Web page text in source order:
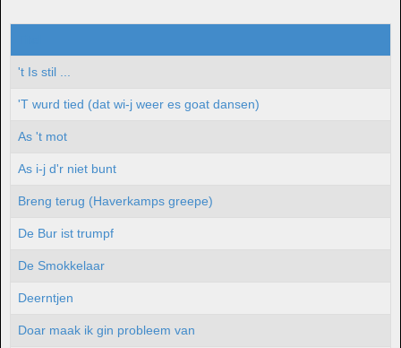
't Is stil ...
'T wurd tied (dat wi-j weer es goat dansen)
As 't mot
As i-j d'r niet bunt
Breng terug (Haverkamps greepe)
De Bur ist trumpf
De Smokkelaar
Deerntjen
Doar maak ik gin probleem van